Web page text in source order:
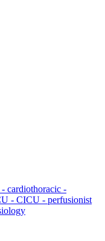
cardiothoracic -
- CICU - perfusionist